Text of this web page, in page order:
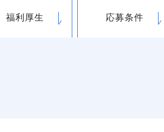
福利厚生 応募条件